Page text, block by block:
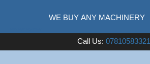
Call Us: 07810583321